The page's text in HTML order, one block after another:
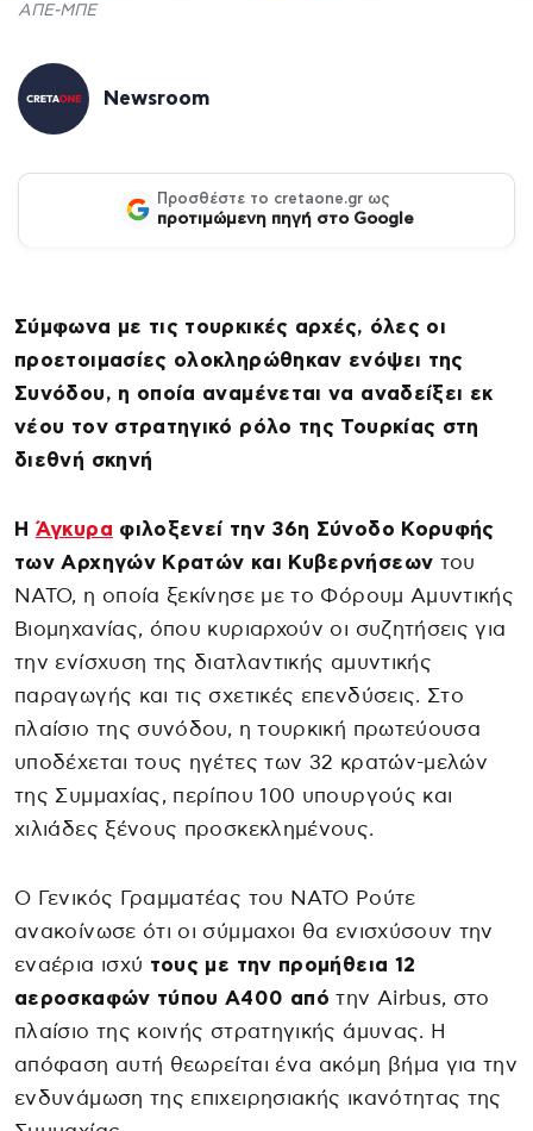
ΑΠΕ-ΜΠΕ
Newsroom
Προσθέστε το cretaone.gr ως
προτιμώμενη πηγή στο Google
Σύμφωνα με τις τουρκικές αρχές, όλες οι
προετοιμασίες ολοκληρώθηκαν ενόψει της
Συνόδου, η οποία αναμένεται να αναδείξει εκ
νέου τον στρατηγικό ρόλο της Τουρκίας στη
διεθνή σκηνή
Η Άγκυρα φιλοξενεί την 36η Σύνοδο Κορυφής
των Αρχηγών Κρατών και Κυβερνήσεων του
ΝΑΤΟ, η οποία ξεκίνησε με το Φόρουμ Αμυντικής
Βιομηχανίας, όπου κυριαρχούν οι συζητήσεις για
την ενίσχυση της διατλαντικής αμυντικής
παραγωγής και τις σχετικές επενδύσεις. Στο
πλαίσιο της συνόδου, η τουρκική πρωτεύουσα
υποδέχεται τους ηγέτες των 32 κρατών-μελών
της Συμμαχίας, περίπου 100 υπουργούς και
χιλιάδες ξένους προσκεκλημένους.
Ο Γενικός Γραμματέας του ΝΑΤΟ Ρούτε
ανακοίνωσε ότι οι σύμμαχοι θα ενισχύσουν την
εναέρια ισχύ τους με την προμήθεια 12
αεροσκαφών τύπου A400 από την Airbus, στο
πλαίσιο της κοινής στρατηγικής άμυνας. Η
απόφαση αυτή θεωρείται ένα ακόμη βήμα για την
ενδυνάμωση της επιχειρησιακής ικανότητας της